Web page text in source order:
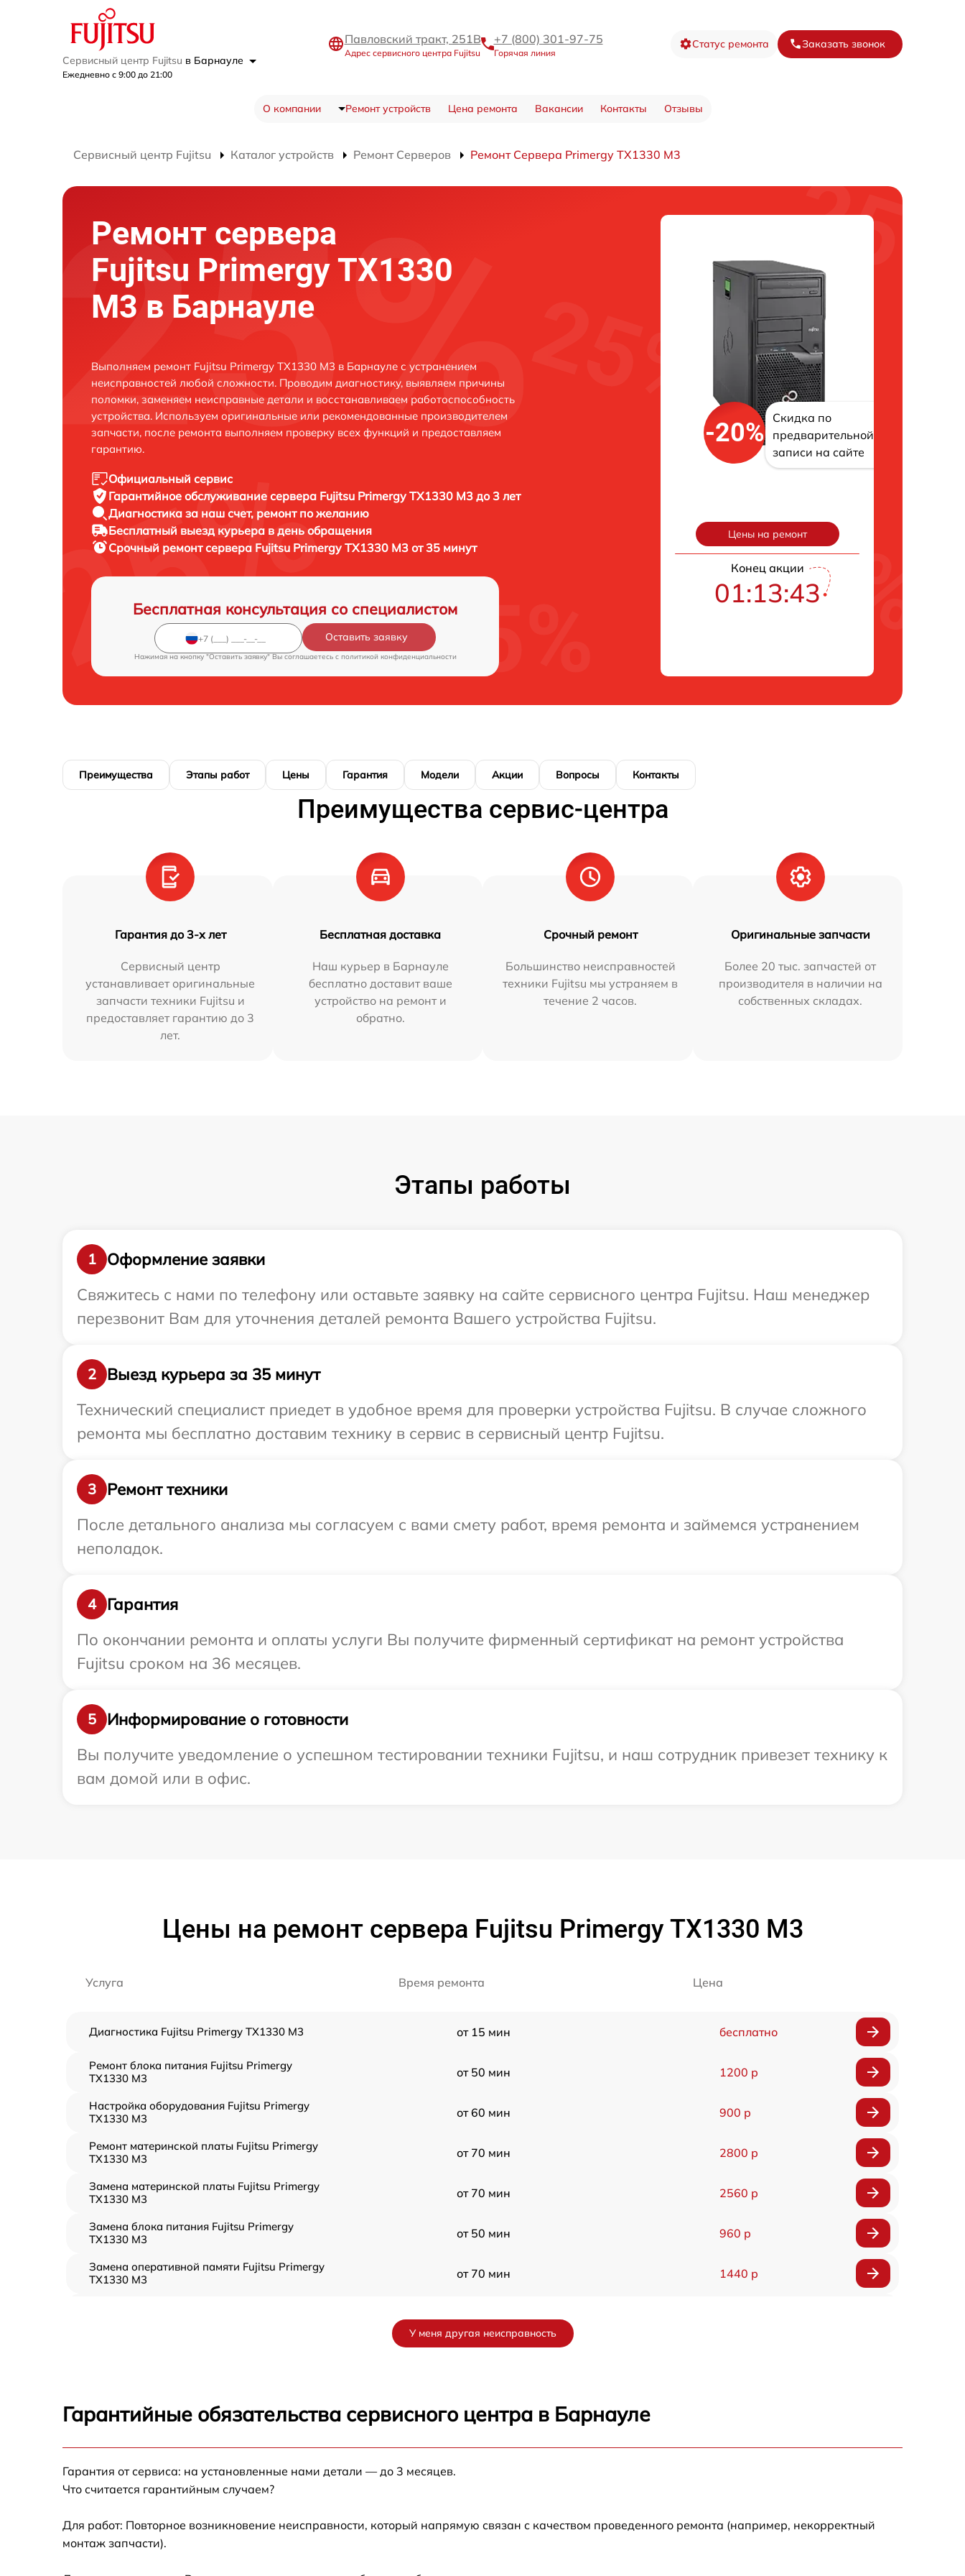
Сервисный центр Fujitsu в Барнауле
Ежедневно с 9:00 до 21:00
Павловский тракт, 251В
Адрес сервисного центра Fujitsu
+7 (800) 301-97-75
Горячая линия
Статус ремонта Заказать звонок
О компании Ремонт устройств Цена ремонта Вакансии Контакты Отзывы
Сервисный центр Fujitsu Каталог устройств Ремонт Серверов Ремонт Сервера Primergy TX1330 M3
Ремонт сервера
Fujitsu Primergy TX1330
M3 в Барнауле
Выполняем ремонт Fujitsu Primergy TX1330 M3 в Барнауле с устранением
неисправностей любой сложности. Проводим диагностику, выявляем причины
поломки, заменяем неисправные детали и восстанавливаем работоспособность
устройства. Используем оригинальные или рекомендованные производителем
запчасти, после ремонта выполняем проверку всех функций и предоставляем
гарантию.
Официальный сервис
Гарантийное обслуживание сервера Fujitsu Primergy TX1330 M3 до 3 лет
Диагностика за наш счет, ремонт по желанию
Бесплатный выезд курьера в день обращения
Срочный ремонтсервера Fujitsu Primergy TX1330 M3 от 35 минут
Бесплатная консультация со специалистом
Оставить заявку
Нажимая на кнопку "Оставить заявку" Вы соглашаетесь c политикой конфиденциальности
-20%
Скидка по
предварительной
записи на сайте
Цены на ремонт
Конец акции
01:13:42
Преимущества Этапы работ Цены Гарантия Модели Акции Вопросы Контакты
Преимущества сервис-центра
Гарантия до 3-х лет
Сервисный центр
устанавливает оригинальные
запчасти техники Fujitsu и
предоставляет гарантию до 3
лет.
Бесплатная доставка
Наш курьер в Барнауле
бесплатно доставит ваше
устройство на ремонт и
обратно.
Срочный ремонт
Большинство неисправностей
техники Fujitsu мы устраняем в
течение 2 часов.
Оригинальные запчасти
Более 20 тыс. запчастей от
производителя в наличии на
собственных складах.
Этапы работы
1
Оформление заявки
Свяжитесь с нами по телефону или оставьте заявку на сайте сервисного центра Fujitsu. Наш менеджер
перезвонит Вам для уточнения деталей ремонта Вашего устройства Fujitsu.
2
Выезд курьера за 35 минут
Технический специалист приедет в удобное время для проверки устройства Fujitsu. В случае сложного
ремонта мы бесплатно доставим технику в сервис в сервисный центр Fujitsu.
3
Ремонт техники
После детального анализа мы согласуем с вами смету работ, время ремонта и займемся устранением
неполадок.
4
Гарантия
По окончании ремонта и оплаты услуги Вы получите фирменный сертификат на ремонт устройства
Fujitsu сроком на 36 месяцев.
5
Информирование о готовности
Вы получите уведомление о успешном тестировании техники Fujitsu, и наш сотрудник привезет технику к
вам домой или в офис.
Цены на ремонт сервера Fujitsu Primergy TX1330 M3
Услуга Время ремонта Цена
Диагностика Fujitsu Primergy TX1330 M3 от 15 мин бесплатно
Ремонт блока питания Fujitsu Primergy
TX1330 M3
от 50 мин 1200 р
Настройка оборудования Fujitsu Primergy
TX1330 M3
от 60 мин 900 р
Ремонт материнской платы Fujitsu Primergy
TX1330 M3
от 70 мин 2800 р
Замена материнской платы Fujitsu Primergy
TX1330 M3
от 70 мин 2560 р
Замена блока питания Fujitsu Primergy
TX1330 M3
от 50 мин 960 р
Замена оперативной памяти Fujitsu Primergy
TX1330 M3
от 70 мин 1440 р
Ремонт СХД Fujitsu Primergy TX1330 M3
Primergy TX1330 M3
Ремонт ленточного накопителя Fujitsu
У меня другая неисправность
Гарантийные обязательства сервисного центра в Барнауле
Гарантия от сервиса: на установленные нами детали — до 3 месяцев.
Что считается гарантийным случаем?
Для работ: Повторное возникновение неисправности, который напрямую связан с качеством проведенного ремонта (например, некорректный
монтаж запчасти).